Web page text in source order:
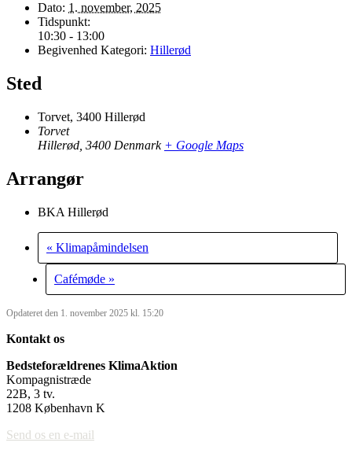
Dato: 1. november, 2025
Tidspunkt:
10:30 - 13:00
Begivenhed Kategori: Hillerød
Sted
Torvet, 3400 Hillerød
Torvet
Hillerød 3400 Denmark + Google Maps
Arrangør
BKA Hillerød
« Klimapåmindelsen
Cafémøde »
Opdateret den 1. november 2025 kl. 15:20
Kontakt os
Bedsteforældrenes KlimaAktion
Kompagnistræde
22B, 3 tv.
1208 København K
Send os en e-mail